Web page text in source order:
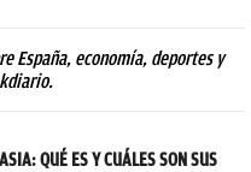
España, economía, deportes y
QUÉ ES Y CUÁLES SON SUS